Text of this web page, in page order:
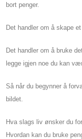
bort penger.
Det handler om å skape
Det handler om å bruke
legge igjen noe du kan
Så når du begynner å
bildet.
Hva slags liv ønsker du
Hvordan kan du bruke